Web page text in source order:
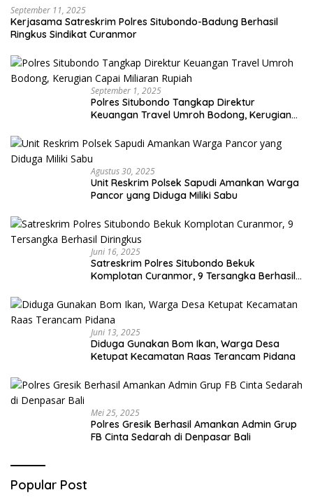
September 11, 2025
Kerjasama Satreskrim Polres Situbondo-Badung Berhasil
Ringkus Sindikat Curanmor
September 1, 2025
Polres Situbondo Tangkap Direktur
Keuangan Travel Umroh Bodong, Kerugian
Agustus 30, 2025
Unit Reskrim Polsek Sapudi Amankan Warga
Pancor yang Diduga Miliki Sabu
Juni 16, 2025
Satreskrim Polres Situbondo Bekuk
Komplotan Curanmor, 9 Tersangka Berhasil
Juni 13, 2025
Diduga Gunakan Bom Ikan, Warga Desa
Ketupat Kecamatan Raas Terancam Pidana
Mei 25, 2025
Polres Gresik Berhasil Amankan Admin Grup
FB Cinta Sedarah di Denpasar Bali
Popular Post